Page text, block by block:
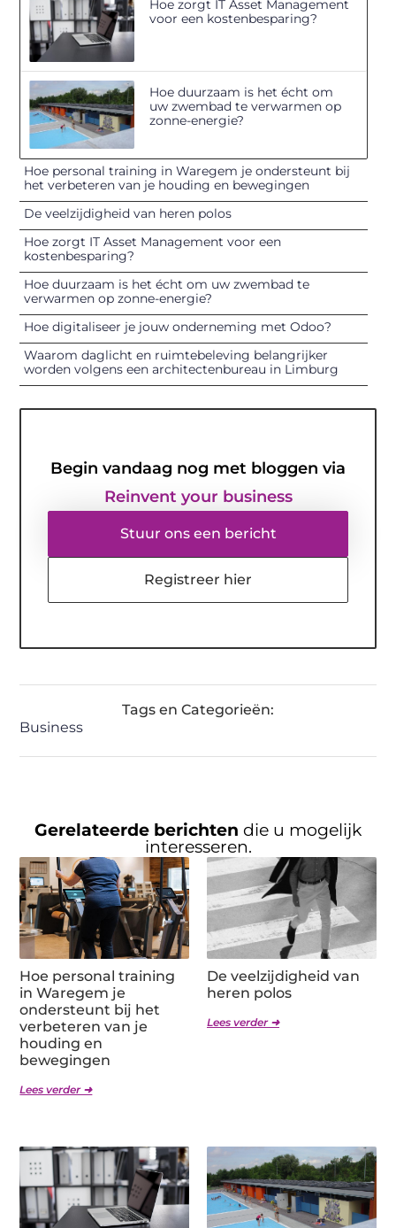
Hoe zorgt IT Asset Management
voor een kostenbesparing?
Hoe duurzaam is het écht om
uw zwembad te verwarmen op
zonne-energie?
Hoe personal training in Waregem je ondersteunt bij
het verbeteren van je houding en bewegingen
De veelzijdigheid van heren polos
Hoe zorgt IT Asset Management voor een
kostenbesparing?
Hoe duurzaam is het écht om uw zwembad te
verwarmen op zonne-energie?
Hoe digitaliseer je jouw onderneming met Odoo?
Waarom daglicht en ruimtebeleving belangrijker
worden volgens een architectenbureau in Limburg
Begin vandaag nog met bloggen via
Reinvent your business
Stuur ons een bericht
Registreer hier
Tags en Categorieën:
Business
Gerelateerde berichten die u mogelijk
interesseren.
Hoe personal training
in Waregem je
ondersteunt bij het
verbeteren van je
houding en
bewegingen
Lees verder ➜
De veelzijdigheid van
heren polos
Lees verder ➜